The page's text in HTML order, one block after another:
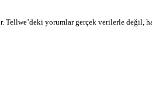
yorumlar gerçek verilerle değil,